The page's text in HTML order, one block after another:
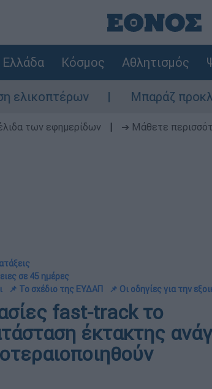
Ελλάδα Κόσμος Αθλητισμός
Μπαράζ προκλήσεων της
των εφημερίδων ➔ Μάθετε
σε 45 ημέρες
📌 Το σχέδιο της ΕΥΔΑΠ 📌 Οι οδηγίες για την
fast-track το
έκτακτης